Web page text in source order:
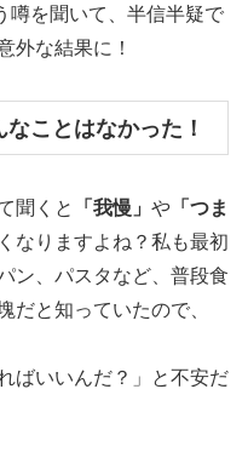
噂を聞いて、半信半疑で
外な結果に！
ことはなかった！
聞くと 「我慢」 や 「つま
なりますよね？私も最初
ン、パスタなど、普段食
だと知っていたので、
ばいいんだ？」と不安だ